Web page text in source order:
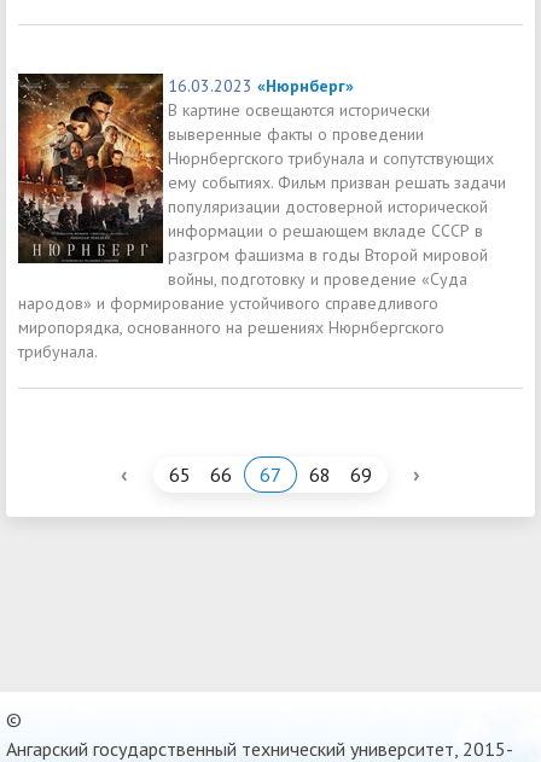
16.03.2023 «Нюрнберг»
В картине освещаются исторически
выверенные факты о проведении
Нюрнбергского трибунала и сопутствующих
ему событиях. Фильм призван решать задачи
популяризации достоверной исторической
информации о решающем вкладе СССР в
разгром фашизма в годы Второй мировой
войны, подготовку и проведение «Суда
народов» и формирование устойчивого справедливого
миропорядка, основанного на решениях Нюрнбергского
трибунала.
‹ 65 66 67 68 69 ›
©
Ангарский государственный технический университет, 2015-